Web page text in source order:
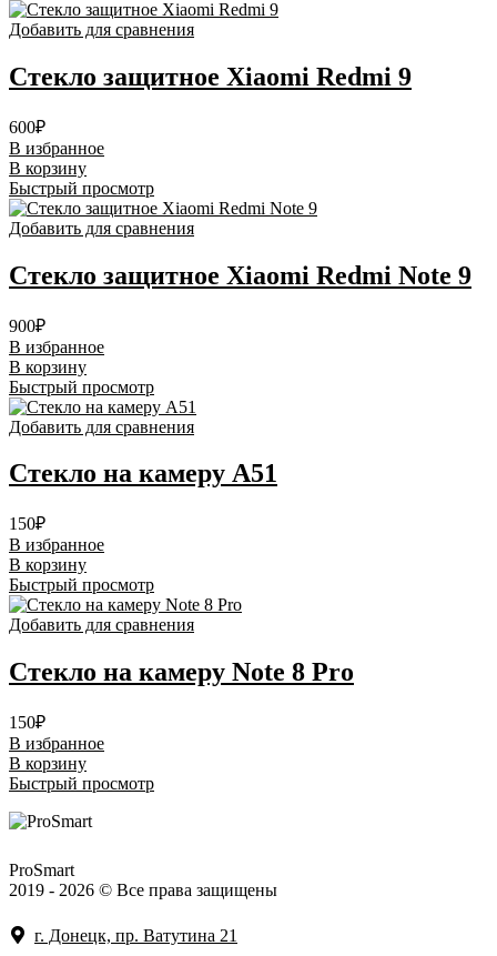
Добавить для сравнения
Стекло защитное Xiaomi Redmi 9
600₽
В избранное
В корзину
Быстрый просмотр
Добавить для сравнения
Стекло защитное Xiaomi Redmi Note 9
900₽
В избранное
В корзину
Быстрый просмотр
Добавить для сравнения
Стекло на камеру A51
150₽
В избранное
В корзину
Быстрый просмотр
Добавить для сравнения
Стекло на камеру Note 8 Pro
150₽
В избранное
В корзину
Быстрый просмотр
ProSmart
2019 - 2026 © Все права защищены
г. Донецк, пр. Ватутина 21